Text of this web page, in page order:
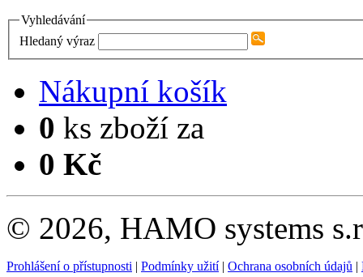
Vyhledávání
Hledaný výraz
Nákupní košík
0 ks zboží za
0 Kč
© 2026, HAMO systems
Prohlášení o přístupnosti | Podmínky užití| Ochrana osobních údajů |